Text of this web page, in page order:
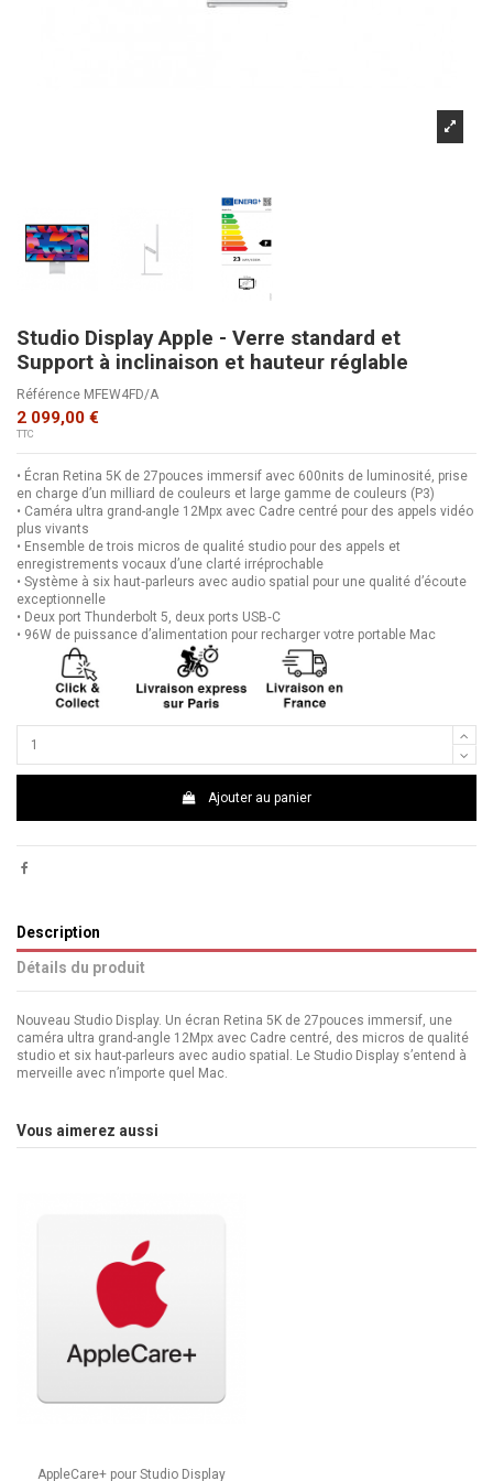
Studio Display Apple - Verre standard et
Support à inclinaison et hauteur réglable
Référence MFEW4FD/A
2 099,00 €
TTC
• Écran Retina 5K de 27pouces immersif avec 600nits de luminosité, prise
en charge d’un milliard de couleurs et large gamme de couleurs (P3)
• Caméra ultra grand-angle 12Mpx avec Cadre centré pour des appels vidéo
plus vivants
• Ensemble de trois micros de qualité studio pour des appels et
enregistrements vocaux d’une clarté irréprochable
• Système à six haut‑parleurs avec audio spatial pour une qualité d’écoute
exceptionnelle
• Deux port Thunderbolt 5, deux ports USB‑C
• 96W de puissance d’alimentation pour recharger votre portable Mac
Ajouter au panier
Description
Détails du produit
Nouveau Studio Display. Un écran Retina 5K de 27pouces immersif, une
caméra ultra grand-angle 12Mpx avec Cadre centré, des micros de qualité
studio et six haut-parleurs avec audio spatial. Le Studio Display s’entend à
merveille avec n’importe quel Mac.
Taille de l'écran
Interface entrée
Vous aimerez aussi
AppleCare+ pour Studio Display